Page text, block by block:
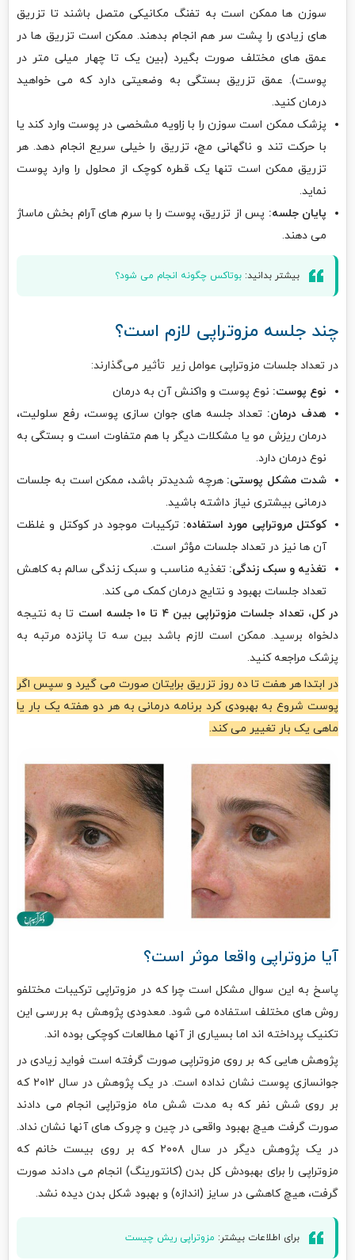
سوزن ها ممکن است به تفنگ مکانیکی متصل باشند تا تزریق
های زیادی را پشت سر هم انجام بدهند. ممکن است تزریق ها در
عمق های مختلف صورت بگیرد (بین یک تا چهار میلی متر در
پوست). عمق تزریق بستگی به وضعیتی دارد که می خواهید
درمان کنید.
پزشک ممکن است سوزن را با زاویه مشخصی در پوست وارد کند یا
با حرکت تند و ناگهانی مچ، تزریق را خیلی سریع انجام دهد. هر
تزریق ممکن است تنها یک قطره کوچک از محلول را وارد پوست
نماید.
پایان جلسه: پس از تزریق، پوست را با سرم های آرام بخش ماساژ
می دهند.
بیشتر بدانید: بوتاکس چگونه انجام می شود؟
چند جلسه مزوتراپی لازم است؟
در تعداد جلسات مزوتراپی عوامل زیر تأثیر می‌گذارند:
نوع پوست: نوع پوست و واکنش آن به درمان
هدف درمان: تعداد جلسه های جوان سازی پوست، رفع سلولیت،
درمان ریزش مو یا مشکلات دیگر با هم متفاوت است و بستگی به
نوع درمان دارد.
شدت مشکل پوستی: هرچه شدیدتر باشد، ممکن است به جلسات
درمانی بیشتری نیاز داشته باشید.
کوکتل مروتراپی مورد استفاده: ترکیبات موجود در کوکتل و غلظت
آن ها نیز در تعداد جلسات مؤثر است.
تغذیه و سبک زندگی: تغذیه مناسب و سبک زندگی سالم به کاهش
تعداد جلسات بهبود و نتایج درمان کمک می کند.
در کل، تعداد جلسات مزوتراپی بین ۴ تا ۱۰ جلسه است
تا به نتیجه
دلخواه برسید. ممکن است لازم باشد بین سه تا پانزده مرتبه به
پزشک مراجعه کنید.
در ابتدا هر هفت تا ده روز تزریق برایتان صورت می گیرد و سپس اگر
پوست شروع به بهبودی کرد برنامه درمانی به هر دو هفته یک بار یا
ماهی یک بار تغییر می کند.
آیا مزوتراپی واقعا موثر است؟
پاسخ به این سوال مشکل است چرا که در مزوتراپی ترکیبات مختلفو
روش های مختلف استفاده می شود. معدودی پژوهش به بررسی این
تکنیک پرداخته اند اما بسیاری از آنها مطالعات کوچکی بوده اند.
پژوهش هایی که بر روی مزوتراپی صورت گرفته است فواید زیادی در
جوانسازی پوست نشان نداده است. در یک پژوهش در سال ۲۰۱۲ که
بر روی شش نفر که به مدت شش ماه مزوتراپی انجام می دادند
صورت گرفت هیچ بهبود واقعی در چین و چروک های آنها نشان نداد.
در یک پژوهش دیگر در سال ۲۰۰۸ که بر روی بیست خانم که
مزوتراپی را برای بهبودش کل بدن (کانتورینگ) انجام می دادند صورت
گرفت، هیچ کاهشی در سایز (اندازه) و بهبود شکل بدن دیده نشد.
برای اطلاعات بیشتر: مزوتراپی ریش چیست